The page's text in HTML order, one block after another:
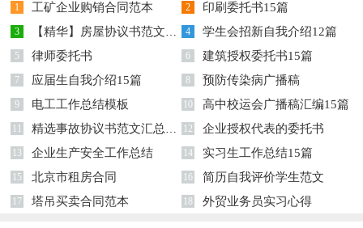
1 工矿企业购销合同范本 2 印刷委托书15篇
3 【精华】房屋协议书范文合集10篇 4 学生会招新自我介绍12篇
5 律师委托书 6 建筑授权委托书15篇
7 应届生自我介绍15篇 8 预防传染病广播稿
9 电工工作总结模板 10 高中校运会广播稿汇编15篇
11 精选事故协议书范文汇总8篇 12 企业授权代表的委托书
13 企业生产安全工作总结 14 实习生工作总结15篇
15 北京市租房合同 16 简历自我评价学生范文
17 塔吊买卖合同范本 18 外贸业务员实习心得